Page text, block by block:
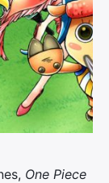
One Piece